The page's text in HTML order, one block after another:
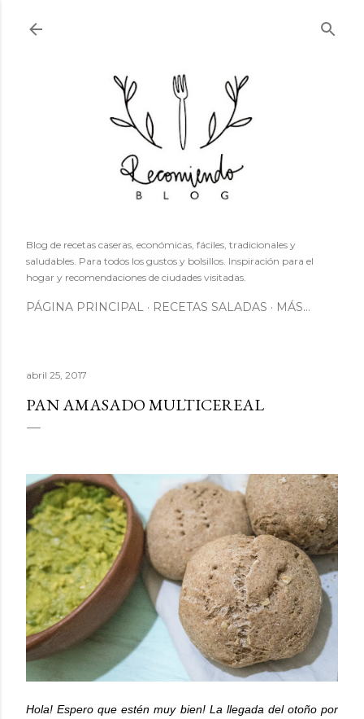
Blog de recetas caseras, económicas, fáciles, tradicionales y
saludables. Para todos los gustos y bolsillos. Inspiración para el
hogar y recomendaciones de ciudades visitadas.
PÁGINA PRINCIPAL RECETAS SALADAS MÁS…
abril 25, 2017
PAN AMASADO MULTICEREAL
Hola! Espero que estén muy bien! La llegada del otoño por